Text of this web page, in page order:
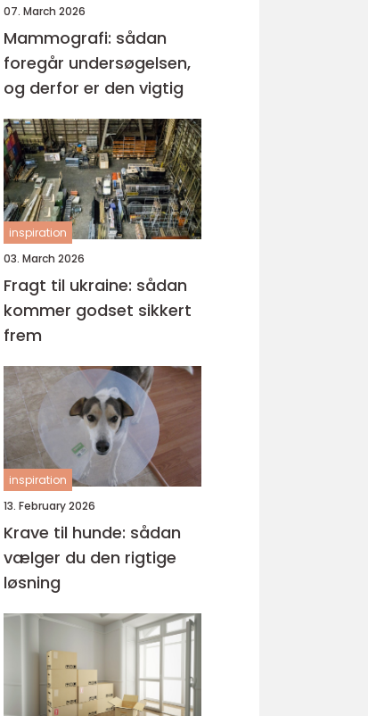
07. March 2026
Mammografi: sådan
foregår undersøgelsen,
og derfor er den vigtig
inspiration
03. March 2026
Fragt til ukraine: sådan
kommer godset sikkert
frem
inspiration
13. February 2026
Krave til hunde: sådan
vælger du den rigtige
løsning